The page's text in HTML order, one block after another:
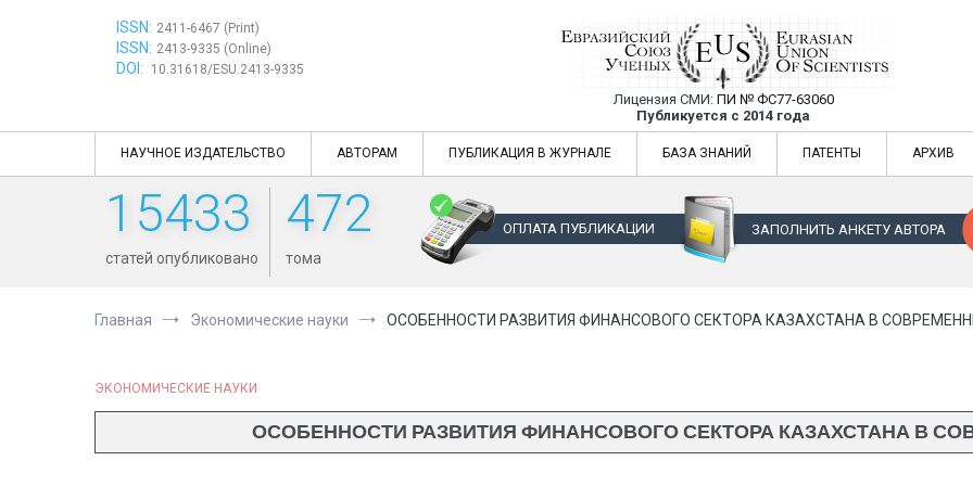
ISSN: 2411-6467 (Print)
ISSN: 2413-9335 (Online)
DOI: 10.31618/ESU.2413-9335
Евразийский Союз Ученых —
Лицензия СМИ: ПИ № ФС77-63060
Публикуется с 2014 года
Евразийский Союз Ученых — публикация научных статей в
НАУЧНОЕ ИЗДАТЕЛЬСТВО АВТОРАМ ПУБЛИКАЦИЯ В ЖУРНАЛЕ БАЗА ЗНАНИЙ ПАТЕНТЫ АРХИВ
15433
статей опубликовано
472
тома
ОПЛАТА ПУБЛИКАЦИИ ЗАПОЛНИТЬ АНКЕТУ АВТОРА
Главная Экономические науки ОСОБЕННОСТИ РАЗВИТИЯ ФИНАНСОВОГО СЕКТОРА КАЗАХСТАНА В
ЭКОНОМИЧЕСКИЕ НАУКИ
ОСОБЕННОСТИ РАЗВИТИЯ ФИНАНСОВОГО СЕКТОРА КАЗАХСТАНА В